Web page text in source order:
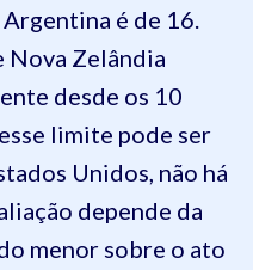
é de 16.
Nova Zelândia
desde os 10
limite pode ser
Unidos, não há
depende da
menor sobre o ato